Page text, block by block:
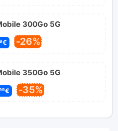
300Go 5G
€ -26%
350Go 5G
€ -35%